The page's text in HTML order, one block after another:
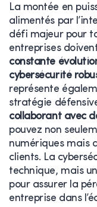
La montée en
alimentés par
défi majeur pour
entreprises
constante
cybersécurité
représente
stratégie
collaborant avec
pouvez non
numériques mais
clients. La
technique, mais un
pour assurer la
entreprise dans